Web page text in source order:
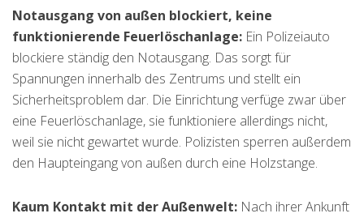
Notausgang von außen blockiert, keine
funktionierende Feuerlöschanlage: Ein Polizeiauto
blockiere ständig den Notausgang. Das sorgt für
Spannungen innerhalb des Zentrums und stellt ein
Sicherheitsproblem dar. Die Einrichtung verfüge zwar über
eine Feuerlöschanlage, sie funktioniere allerdings nicht,
weil sie nicht gewartet wurde. Polizisten sperren außerdem
den Haupteingang von außen durch eine Holzstange.
Kaum Kontakt mit der Außenwelt: Nach ihrer Ankunft